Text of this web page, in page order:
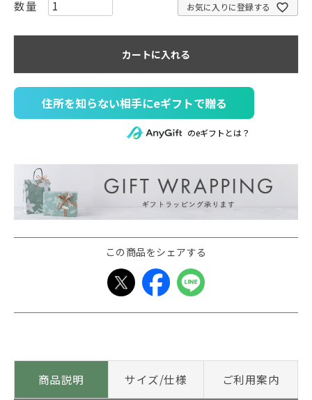
お気に入りに登録する
カートに入れる
住所を知らない相手にeギフトで贈る
のeギフトとは？
この商品をシェアする
商品説明 サイズ/仕様 ご利用案内